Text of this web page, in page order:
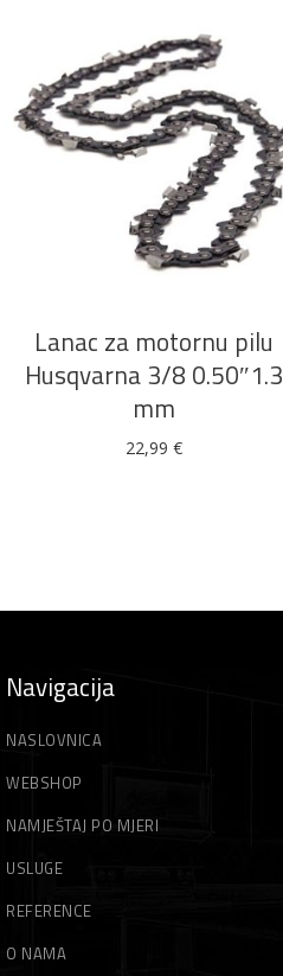
DODAJ U KOŠARICU
Lanac za motornu pilu
Husqvarna 3/8 0.50″1.3
mm
22,99 €
Navigacija
NASLOVNICA
WEBSHOP
NAMJEŠTAJ PO MJERI
USLUGE
REFERENCE
O NAMA